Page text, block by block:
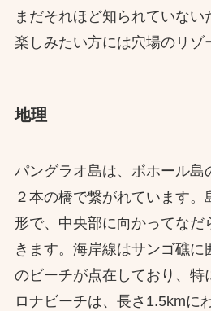
まだそれほど知られていない
楽しみたい方には穴場のリゾ
地理
パングラオ島は、ボホール島
２本の橋で繋がれています
形で、中央部に向かってなだ
きます。海岸線はサンゴ礁
のビーチが点在しており、特
ロナビーチは、長さ1.5kmに